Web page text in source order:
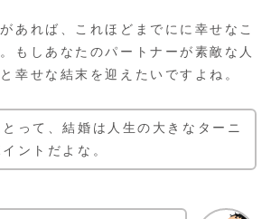
あれば、これほどまでにに幸せなこ
もしあなたのパートナーが素敵な人
幸せな結末を迎えたいですよね。
って、結婚は人生の大きなターニ
ントだよな。